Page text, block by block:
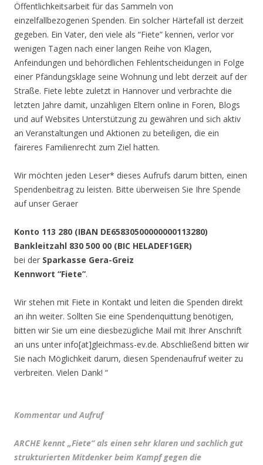
Öffentlichkeitsarbeit für das Sammeln von
einzelfallbezogenen Spenden. Ein solcher Härtefall ist derzeit
gegeben. Ein Vater, den viele als “Fiete” kennen, verlor vor
wenigen Tagen nach einer langen Reihe von Klagen,
Anfeindungen und behördlichen Fehlentscheidungen in Folge
einer Pfändungsklage seine Wohnung und lebt derzeit auf der
Straße. Fiete lebte zuletzt in Hannover und verbrachte die
letzten Jahre damit, unzähligen Eltern online in Foren, Blogs
und auf Websites Unterstützung zu gewähren und sich aktiv
an Veranstaltungen und Aktionen zu beteiligen, die ein
faireres Familienrecht zum Ziel hatten.
Wir möchten jeden Leser* dieses Aufrufs darum bitten, einen
Spendenbeitrag zu leisten. Bitte überweisen Sie Ihre Spende
auf unser Geraer
Konto 113 280 (IBAN DE65830500000000113280)
Bankleitzahl 830 500 00 (BIC HELADEF1GER)
bei der Sparkasse Gera-Greiz
Kennwort “Fiete”.
Wir stehen mit Fiete in Kontakt und leiten die Spenden direkt
an ihn weiter. Sollten Sie eine Spendenquittung benötigen,
bitten wir Sie um eine diesbezügliche Mail mit Ihrer Anschrift
an uns unter info[at]gleichmass-ev.de. Abschließend bitten wir
Sie nach Möglichkeit darum, diesen Spendenaufruf weiter zu
verbreiten. Vielen Dank! “
Kommentar und Aufruf
ARCHE kennt „Fiete“ als einen sehr klaren und sachlich gut
strukturierten Mitdenker beim Kampf gegen die